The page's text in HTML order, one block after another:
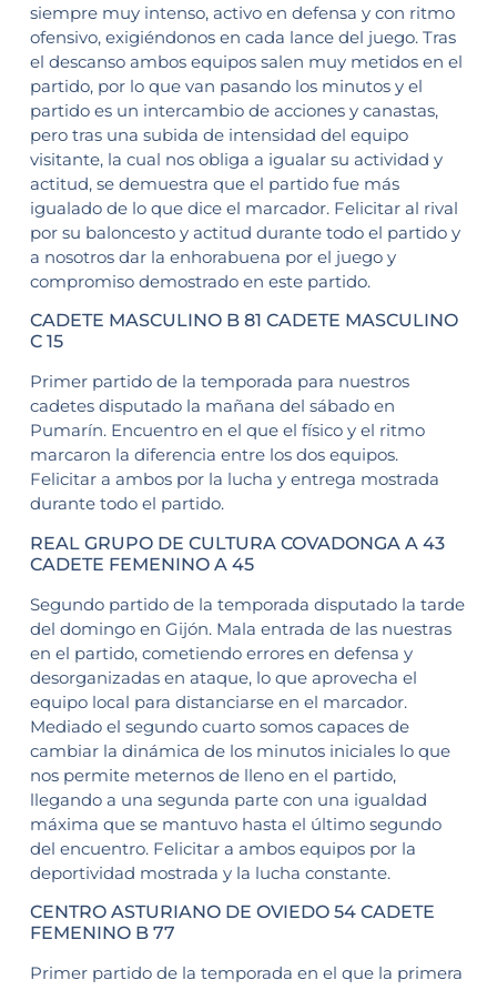
siempre muy intenso, activo en defensa y con ritmo
ofensivo, exigiéndonos en cada lance del juego. Tras
el descanso ambos equipos salen muy metidos en el
partido, por lo que van pasando los minutos y el
partido es un intercambio de acciones y canastas,
pero tras una subida de intensidad del equipo
visitante, la cual nos obliga a igualar su actividad y
actitud, se demuestra que el partido fue más
igualado de lo que dice el marcador. Felicitar al rival
por su baloncesto y actitud durante todo el partido y
a nosotros dar la enhorabuena por el juego y
compromiso demostrado en este partido.
CADETE MASCULINO B 81 CADETE MASCULINO
C 15
Primer partido de la temporada para nuestros
cadetes disputado la mañana del sábado en
Pumarín. Encuentro en el que el físico y el ritmo
marcaron la diferencia entre los dos equipos.
Felicitar a ambos por la lucha y entrega mostrada
durante todo el partido.
REAL GRUPO DE CULTURA COVADONGA A 43
CADETE FEMENINO A 45
Segundo partido de la temporada disputado la tarde
del domingo en Gijón. Mala entrada de las nuestras
en el partido, cometiendo errores en defensa y
desorganizadas en ataque, lo que aprovecha el
equipo local para distanciarse en el marcador.
Mediado el segundo cuarto somos capaces de
cambiar la dinámica de los minutos iniciales lo que
nos permite meternos de lleno en el partido,
llegando a una segunda parte con una igualdad
máxima que se mantuvo hasta el último segundo
del encuentro. Felicitar a ambos equipos por la
deportividad mostrada y la lucha constante.
CENTRO ASTURIANO DE OVIEDO 54 CADETE
FEMENINO B 77
Primer partido de la temporada en el que la primera